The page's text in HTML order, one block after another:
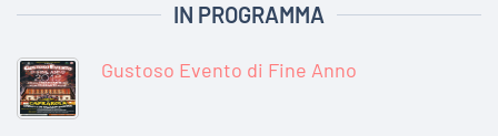
IN PROGRAMMA
Gustoso Evento di Fine Anno